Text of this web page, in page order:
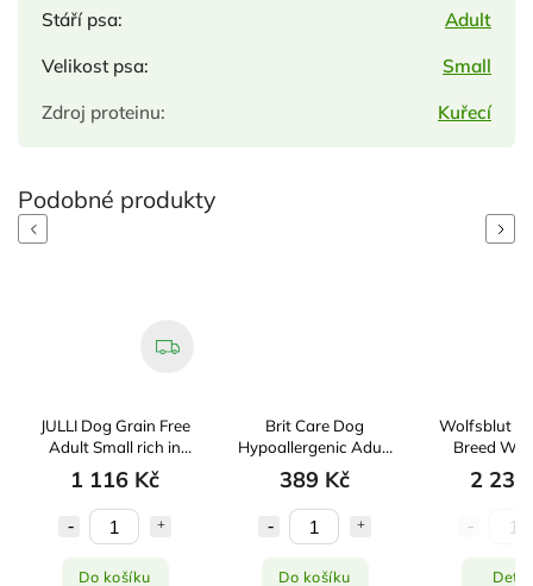
Stáří psa: Adult
Velikost psa: Small
Zdroj proteinu: Kuřecí
Previous
Dog Grain Free
Small rich in
Chicken &
Potato 6kg
116 Kč
Brit Care Dog
Hypoallergenic Adult
Large Breed 3kg
Wolfsblut Dog Large
Breed Wild Duck
2 233 Kč
Next